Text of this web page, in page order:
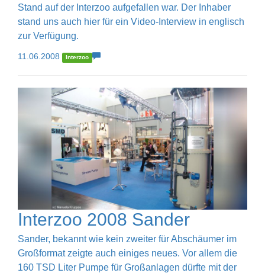
Stand auf der Interzoo aufgefallen war. Der Inhaber
stand uns auch hier für ein Video-Interview in englisch
zur Verfügung.
11.06.2008 Interzoo
Interzoo 2008 Sander
Sander, bekannt wie kein zweiter für Abschäumer im
Großformat zeigte auch einiges neues. Vor allem die
160 TSD Liter Pumpe für Großanlagen dürfte mit der